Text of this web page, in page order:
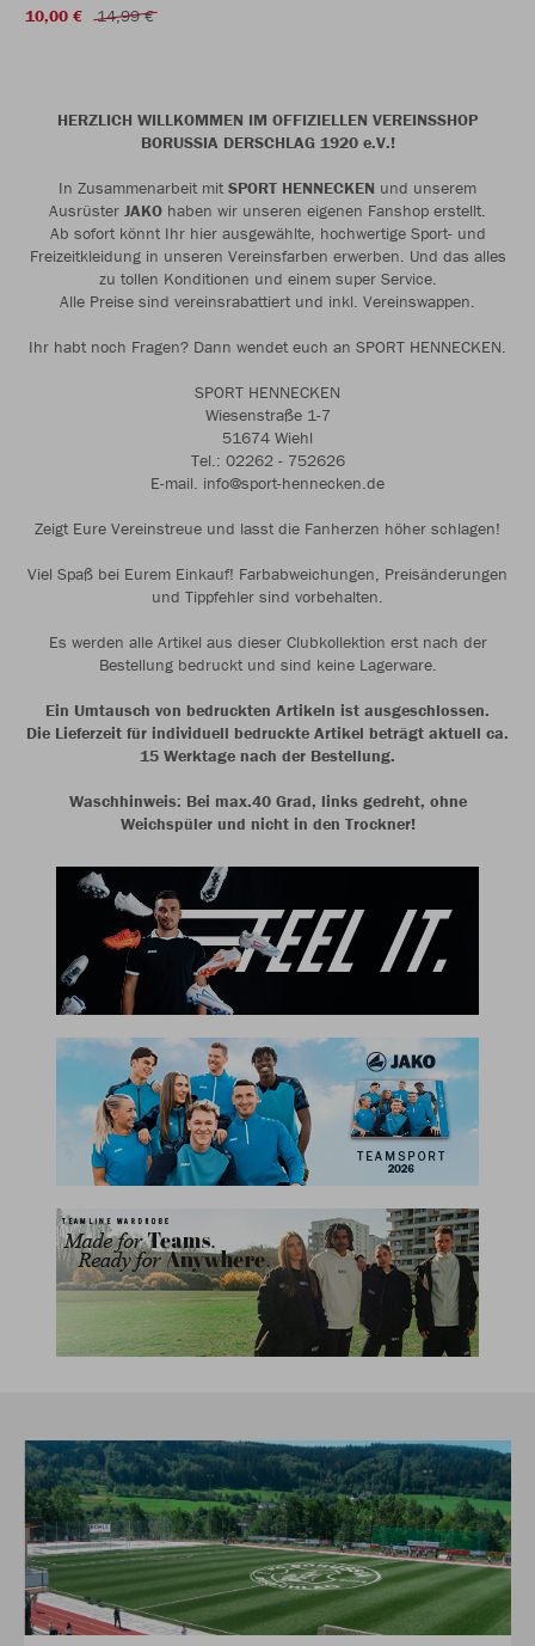
10,00 € 14,99 €
HERZLICH WILLKOMMEN IM OFFIZIELLEN VEREINSSHOP
BORUSSIA DERSCHLAG 1920 e.V.!
In Zusammenarbeit mit SPORT HENNECKEN und unserem
Ausrüster JAKO haben wir unseren eigenen Fanshop erstellt.
Ab sofort könnt Ihr hier ausgewählte, hochwertige Sport- und
Freizeitkleidung in unseren Vereinsfarben erwerben. Und das alles
zu tollen Konditionen und einem super Service.
Alle Preise sind vereinsrabattiert und inkl. Vereinswappen.
Ihr habt noch Fragen? Dann wendet euch an SPORT HENNECKEN.
SPORT HENNECKEN
Wiesenstraße 1-7
51674 Wiehl
Tel.: 02262 - 752626
E-mail. info@sport-hennecken.de
Zeigt Eure Vereinstreue und lasst die Fanherzen höher schlagen!
Viel Spaß bei Eurem Einkauf! Farbabweichungen, Preisänderungen
und Tippfehler sind vorbehalten.
Es werden alle Artikel aus dieser Clubkollektion erst nach der
Bestellung bedruckt und sind keine Lagerware.
Ein Umtausch von bedruckten Artikeln ist ausgeschlossen.
Die Lieferzeit für individuell bedruckte Artikel beträgt aktuell ca.
15 Werktage nach der Bestellung.
Waschhinweis: Bei max.40 Grad, links gedreht, ohne
Weichspüler und nicht in den Trockner!